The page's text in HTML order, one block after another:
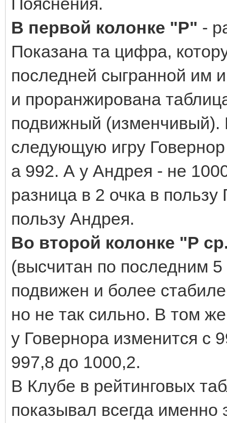
В первой колонке "Р" -
Показана та цифра,
последней сыгранной им
и проранжирована
подвижный (изменчивый).
следующую игру
а 992. А у Андрея - не
разница в 2 очка в пользу
пользу Андрея.
Во второй колонке "Р
(высчитан по последним
подвижен и более
но не так сильно. В том
у Говернора изменится с
997,8 до 1000,2.
В Клубе в рейтинговых
показывал всегда именно